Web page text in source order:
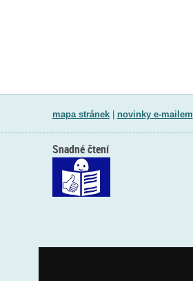
mapa stránek| novinky e-mailem
Snadné čtení